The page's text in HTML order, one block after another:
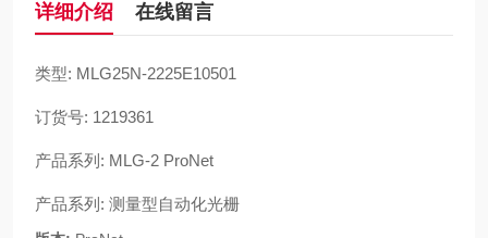
详细介绍 在线留言
类型: MLG25N-2225E10501
订货号: 1219361
产品系列: MLG-2 ProNet
产品系列: 测量型自动化光栅